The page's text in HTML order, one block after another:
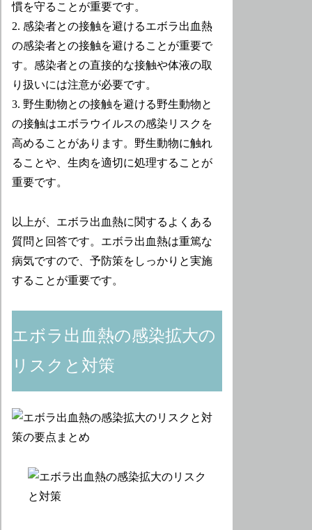
慣を守ることが重要です。
2. 感染者との接触を避けるエボラ出血熱
の感染者との接触を避けることが重要で
す。感染者との直接的な接触や体液の取
り扱いには注意が必要です。
3. 野生動物との接触を避ける野生動物と
の接触はエボラウイルスの感染リスクを
高めることがあります。野生動物に触れ
ることや、生肉を適切に処理することが
重要です。
以上が、エボラ出血熱に関するよくある
質問と回答です。エボラ出血熱は重篤な
病気ですので、予防策をしっかりと実施
することが重要です。
エボラ出血熱の感染拡大の
リスクと対策